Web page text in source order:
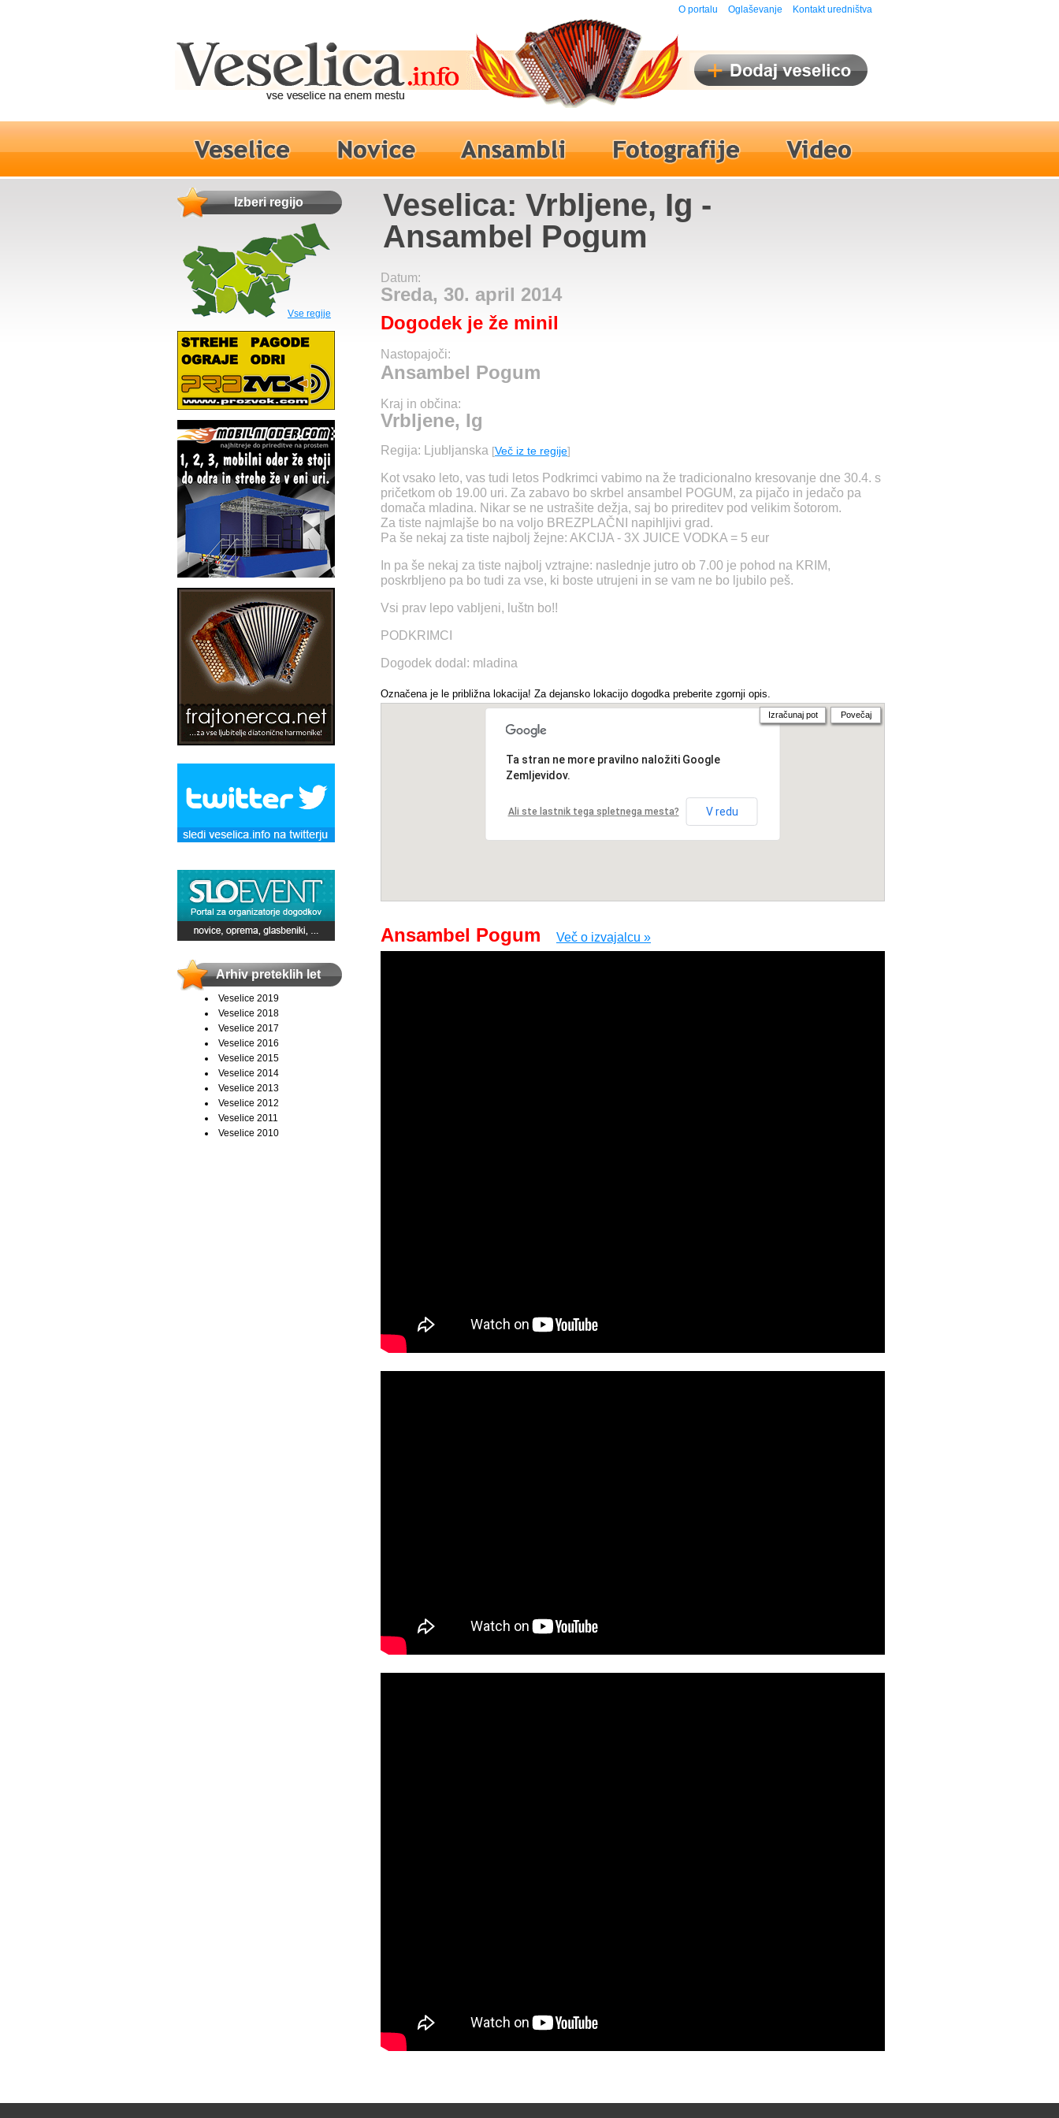
O portalu Oglaševanje Kontakt uredništva
Izberi regijo
Vse regije
Arhiv preteklih let
Veselice 2019
Veselice 2018
Veselice 2017
Veselice 2016
Veselice 2015
Veselice 2014
Veselice 2013
Veselice 2012
Veselice 2011
Veselice 2010
Veselica: Vrbljene, Ig -
Ansambel Pogum
Datum:
Sreda, 30. april 2014
Dogodek je že minil
Nastopajoči:
Ansambel Pogum
Kraj in občina:
Vrbljene, Ig
Regija: Ljubljanska [Več iz te regije]
Kot vsako leto, vas tudi letos Podkrimci vabimo na že tradicionalno kresovanje dne 30.4. s
pričetkom ob 19.00 uri. Za zabavo bo skrbel ansambel POGUM, za pijačo in jedačo pa
domača mladina. Nikar se ne ustrašite dežja, saj bo prireditev pod velikim šotorom.
Za tiste najmlajše bo na voljo BREZPLAČNI napihljivi grad.
Pa še nekaj za tiste najbolj žejne: AKCIJA - 3X JUICE VODKA = 5 eur
In pa še nekaj za tiste najbolj vztrajne: naslednje jutro ob 7.00 je pohod na KRIM,
poskrbljeno pa bo tudi za vse, ki boste utrujeni in se vam ne bo ljubilo peš.
Vsi prav lepo vabljeni, luštn bo!!
PODKRIMCI
Dogodek dodal: mladina
Označena je le približna lokacija! Za dejansko lokacijo dogodka preberite zgornji opis.
Ta stran ne more pravilno naložiti Google
Zemljevidov.
Ali ste lastnik tega spletnega mesta? V redu
Izračunaj pot Povečaj
Ansambel Pogum Več o izvajalcu »